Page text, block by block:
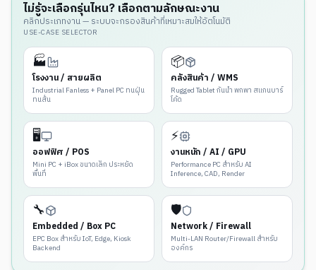
ไม่รู้จะเลือกรุ่นไหน? เลือกตามลักษณะงาน
คลิกประเภทงาน — ระบบจะกรองสินค้าที่เหมาะสมให้อัตโนมัติ
USE-CASE SELECTOR
🏭
โรงงาน / สายผลิต
Industrial Fanless + Panel PC ทนฝุ่น
ทนสั่น
📦
คลังสินค้า / WMS
Rugged Tablet กันน้ำ พกพา สแกนบาร์
โค้ด
🖥️
ออฟฟิศ / POS
Mini PC + iBox ขนาดเล็ก ประหยัด
พื้นที่
⚡
งานหนัก / AI / GPU
Performance PC สำหรับ AI
Inference, CAD, Render
🔧
Embedded / Box PC
EPC Box สำหรับ IoT, Edge, Kiosk
Backend
🛡️
Network / Firewall
Multi-LAN Router/Firewall สำหรับ
องค์กร